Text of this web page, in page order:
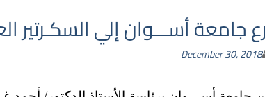
جامعة أســـوان إلي السكـرتير
December 30, 2018